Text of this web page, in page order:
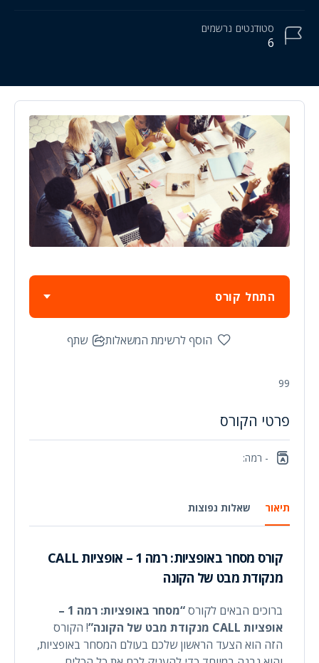
6
סטודנטים נרשמים
תיאור שאלות נפוצות
קורס מסחר באופציות: רמה 1 – אופציות CALL
מנקודת מבט של הקונה
ברוכים הבאים לקורס
“מסחר באופציות: רמה 1 –
אופציות CALL מנקודת מבט של הקונה”
! הקורס
הזה הוא הצעד הראשון שלכם בעולם המסחר באופציות,
התחל קורס
הוסף לרשימת המשאלות שתף
99
פרטי הקורס
- רמה: